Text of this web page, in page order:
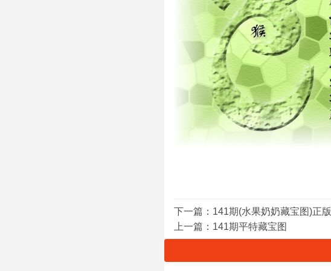
下一篇： 141期(水果奶奶藏宝图)正版
上一篇： 141期平特藏宝图